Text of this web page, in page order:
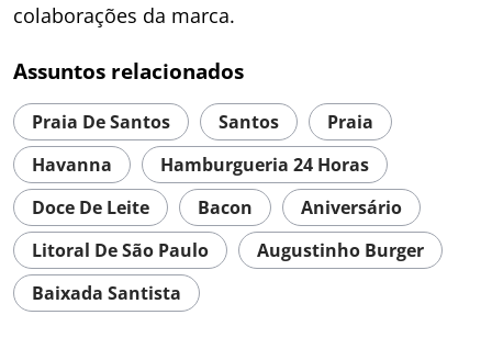
colaborações da marca.
Assuntos relacionados
Praia De Santos Santos
Praia
Havanna
Hamburgueria 24 Horas
Doce De Leite
Bacon
Aniversário
Litoral De São Paulo
Augustinho Burger
Baixada Santista